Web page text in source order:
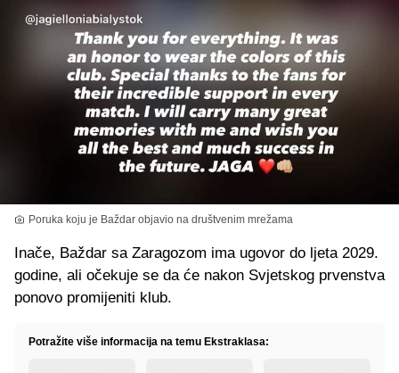
Poruka koju je Baždar objavio na društvenim mrežama
Inače, Baždar sa Zaragozom ima ugovor do ljeta 2029.
godine, ali očekuje se da će nakon Svjetskog prvenstva
ponovo promijeniti klub.
Potražite više informacija na temu Ekstraklasa: